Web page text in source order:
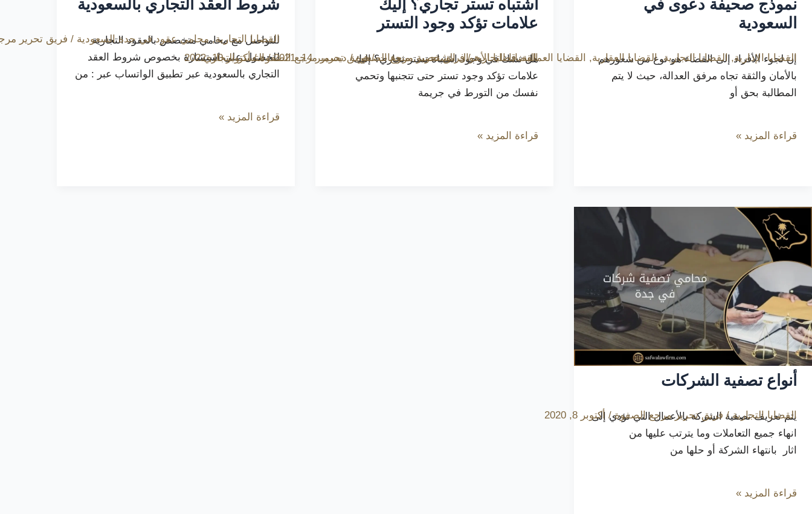
نموذج صحيفة دعوى في
السعودية
القضايا الإدارية,القضايا التجارية,القضايا العقارية, القضايا العمالية,قضايا الأحوال الشخصية,منوعات/فريق تحرير مرجع الصفوة/أكتوبر 10, 2022
إن لجوء الأفراد إلى القضاء هو نوع من شعورهم
بالأمان والثقة تجاه مرفق العدالة، حيث لا يتم
المطالبة بحق أو
قراءة المزيد »
اشتباه تستر تجاري؟ إليك
علامات تؤكد وجود التستر
القضايا التجارية/فريق تحرير مرجع الصفوة/ديسمبر 14, 2021 /التستر التجاري
هل تشك في وجود اشتباه تستر تجاري؟ إليك
علامات تؤكد وجود تستر حتى تتجنبها وتحمي
نفسك من التورط في جريمة
قراءة المزيد »
شروط العقد التجاري بالسعودية
القضايا التجارية,محامي عقود في جدة السعودية / فريق تحرير
للتواصل مع محامي متخصص بالعقود التجارية
للحصول على استشارة بخصوص شروط العقد
التجاري بالسعودية عبر تطبيق الواتساب عبر : من
قراءة المزيد »
أنواع تصفية الشركات
القضايا التجارية/ فريق تحرير مرجع الصفوة/أكتوبر 8, 2020يتم تعريف تصفية الشركة بالأعمال التي تؤدي إلى
انهاء جميع التعاملات وما يترتب عليها من
اثار بانتهاء الشركة أو حلها من
قراءة المزيد »